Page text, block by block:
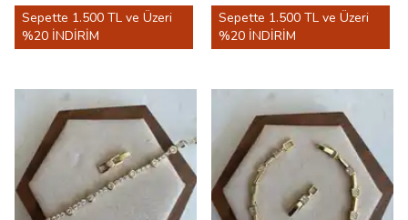
Sepette 1.500 TL ve Üzeri
%20 İNDİRİM
Sepette 1.500 TL ve Üzeri
%20 İNDİRİM